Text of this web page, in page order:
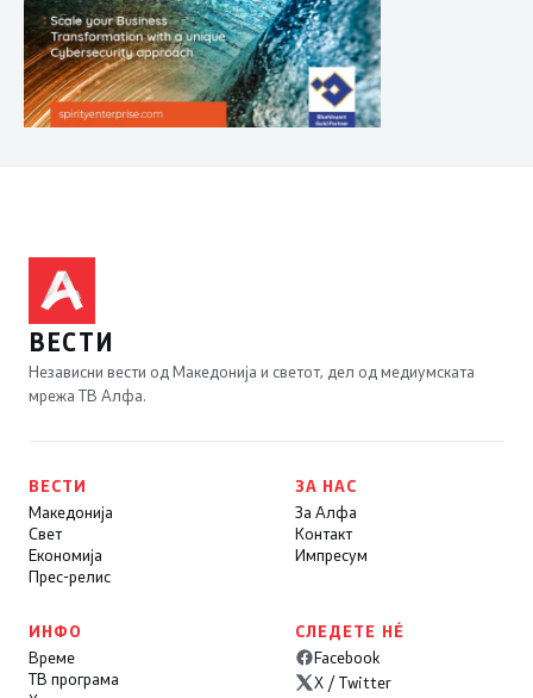
ВЕСТИ
Независни вести од Македонија и светот, дел од медиумската
мрежа ТВ Алфа.
ВЕСТИ
Македонија
Свет
Економија
Прес-релис
ЗА НАС
За Алфа
Контакт
Импресум
ИНФО
Време
ТВ програма
СЛЕДЕТЕ НÉ
Facebook
X / Twitter